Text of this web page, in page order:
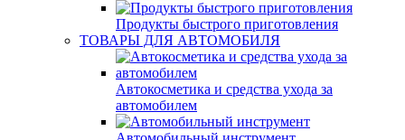
Продукты быстрого приготовления
ТОВАРЫ ДЛЯ АВТОМОБИЛЯ
Автокосметика и средства ухода за
автомобилем